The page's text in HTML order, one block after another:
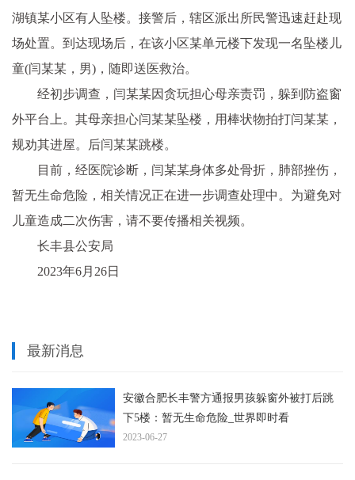
湖镇某小区有人坠楼。接警后，辖区派出所民警迅速赶赴现
场处置。到达现场后，在该小区某单元楼下发现一名坠楼儿
童(闫某某，男)，随即送医救治。
经初步调查，闫某某因贪玩担心母亲责罚，躲到防盗窗
外平台上。其母亲担心闫某某坠楼，用棒状物拍打闫某某，
规劝其进屋。后闫某某跳楼。
目前，经医院诊断，闫某某身体多处骨折，肺部挫伤，
暂无生命危险，相关情况正在进一步调查处理中。为避免对
儿童造成二次伤害，请不要传播相关视频。
长丰县公安局
2023年6月26日
最新消息
安徽合肥长丰警方通报男孩躲窗外被打后跳
下5楼：暂无生命危险_世界即时看
2023-06-27